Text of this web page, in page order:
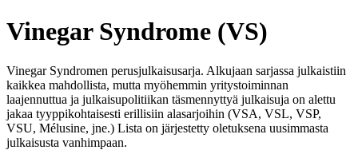
Vinegar Syndrome (VS)
Vinegar Syndromen perusjulkaisusarja. Alkujaan sarjassa julkaistiin
kaikkea mahdollista, mutta myöhemmin yritystoiminnan
laajennuttua ja julkaisupolitiikan täsmennyttyä julkaisuja on alettu
jakaa tyyppikohtaisesti erillisiin alasarjoihin (VSA, VSL, VSP,
VSU, Mélusine, jne.) Lista on järjestetty oletuksena uusimmasta
julkaisusta vanhimpaan.